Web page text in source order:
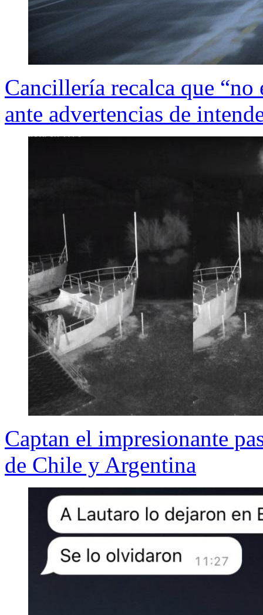
Cancillería recalca que
ante advertencias de
Captan el impresionante
de Chile y Argentina